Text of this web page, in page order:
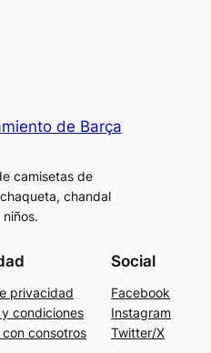
de Barça
camisetas de
chandal
privacidad
condiciones
consotros
Social
Facebook
Instagram
Twitter/X